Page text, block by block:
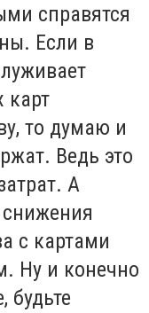
справятся
Если в
карт
то думаю и
Ведь это
А
с картами
Ну и конечно